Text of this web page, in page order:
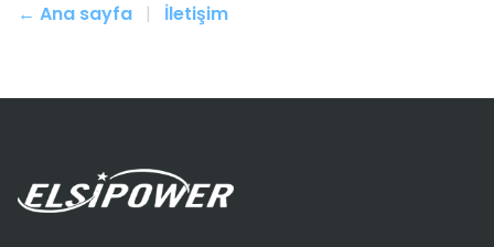
← Ana sayfa | İletişim